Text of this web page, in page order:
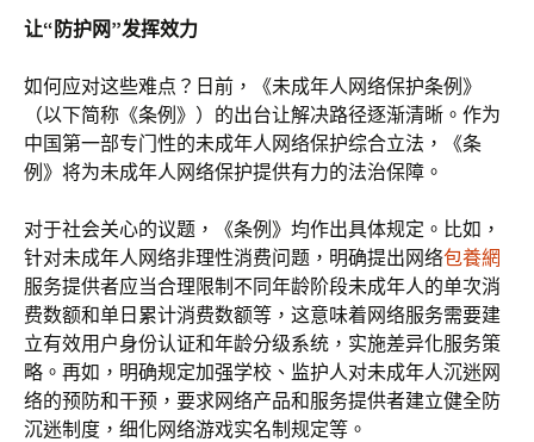
让“防护网”发挥效力
如何应对这些难点？日前，《未成年人网络保护条例》
（以下简称《条例》）的出台让解决路径逐渐清晰。作为
中国第一部专门性的未成年人网络保护综合立法，《条
例》将为未成年人网络保护提供有力的法治保障。
对于社会关心的议题，《条例》均作出具体规定。比如，
针对未成年人网络非理性消费问题，明确提出网络包養網
服务提供者应当合理限制不同年龄阶段未成年人的单次消
费数额和单日累计消费数额等，这意味着网络服务需要建
立有效用户身份认证和年龄分级系统，实施差异化服务策
略。再如，明确规定加强学校、监护人对未成年人沉迷网
络的预防和干预，要求网络产品和服务提供者建立健全防
沉迷制度，细化网络游戏实名制规定等。